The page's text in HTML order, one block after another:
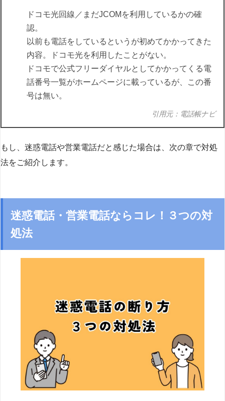
ドコモ光回線／まだJCOMを利用しているかの確
認。
以前も電話をしているというが初めてかかってきた
内容。ドコモ光を利用したことがない。
ドコモで公式フリーダイヤルとしてかかってくる電
話番号一覧がホームページに載っているが、この番
号は無い。
引用元：電話帳ナビ
もし、迷惑電話や営業電話だと感じた場合は、次の章で対処
法をご紹介します。
迷惑電話・営業電話ならコレ！３つの対
処法